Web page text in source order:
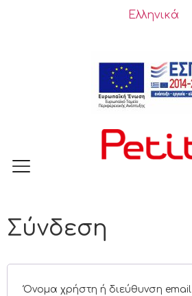
Ελληνικά
Σύνδεση
Όνομα χρήστη ή διεύθυνση email